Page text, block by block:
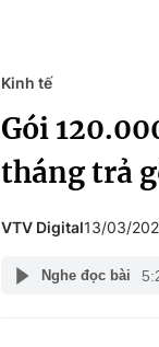
Du
Kinh tế
Gói
tháng trả
VTV Digital13/03/
Nghe đọc bài